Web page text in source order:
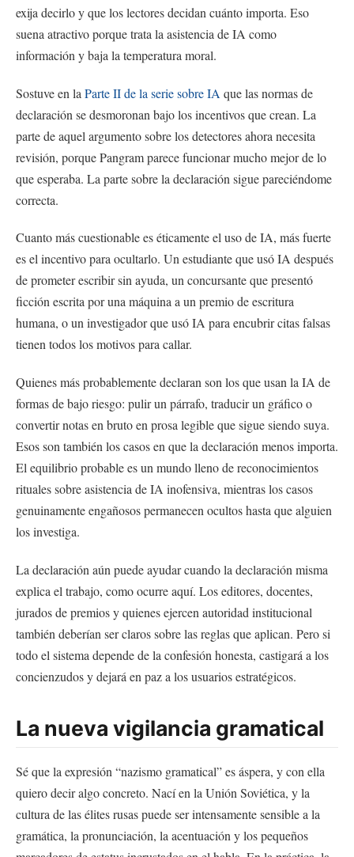
exija decirlo y que los lectores decidan cuánto importa. Eso
suena atractivo porque trata la asistencia de IA como
información y baja la temperatura moral.
Sostuve en la Parte II de la serie sobre IA que las normas de
declaración se desmoronan bajo los incentivos que crean. La
parte de aquel argumento sobre los detectores ahora necesita
revisión, porque Pangram parece funcionar mucho mejor de lo
que esperaba. La parte sobre la declaración sigue pareciéndome
correcta.
Cuanto más cuestionable es éticamente el uso de IA, más fuerte
es el incentivo para ocultarlo. Un estudiante que usó IA después
de prometer escribir sin ayuda, un concursante que presentó
ficción escrita por una máquina a un premio de escritura
humana, o un investigador que usó IA para encubrir citas falsas
tienen todos los motivos para callar.
Quienes más probablemente declaran son los que usan la IA de
formas de bajo riesgo: pulir un párrafo, traducir un gráfico o
convertir notas en bruto en prosa legible que sigue siendo suya.
Esos son también los casos en que la declaración menos importa.
El equilibrio probable es un mundo lleno de reconocimientos
rituales sobre asistencia de IA inofensiva, mientras los casos
genuinamente engañosos permanecen ocultos hasta que alguien
los investiga.
La declaración aún puede ayudar cuando la declaración misma
explica el trabajo, como ocurre aquí. Los editores, docentes,
jurados de premios y quienes ejercen autoridad institucional
también deberían ser claros sobre las reglas que aplican. Pero si
todo el sistema depende de la confesión honesta, castigará a los
concienzudos y dejará en paz a los usuarios estratégicos.
La nueva vigilancia gramatical
Sé que la expresión “nazismo gramatical” es áspera, y con ella
quiero decir algo concreto. Nací en la Unión Soviética, y la
cultura de las élites rusas puede ser intensamente sensible a la
gramática, la pronunciación, la acentuación y los pequeños